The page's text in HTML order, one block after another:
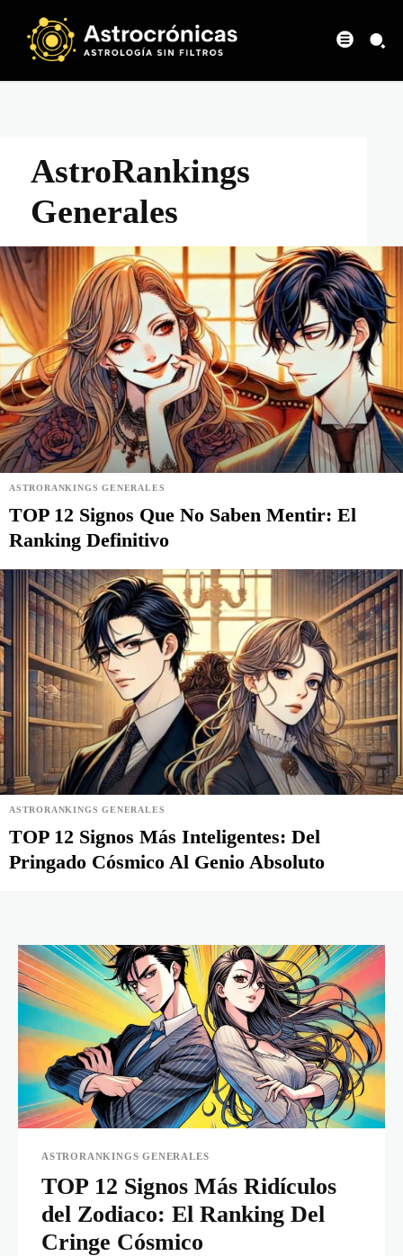
AstroRankings
Generales
ASTRORANKINGS GENERALES
TOP 12 Signos Que No Saben Mentir: El
Ranking Definitivo
ASTRORANKINGS GENERALES
TOP 12 Signos Más Inteligentes: Del
Pringado Cósmico Al Genio Absoluto
ASTRORANKINGS GENERALES
TOP 12 Signos Más Ridículos
del Zodiaco: El Ranking Del
Cringe Cósmico